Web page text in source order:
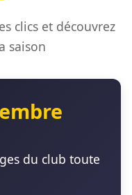
clics et découvrez
saison
du club toute